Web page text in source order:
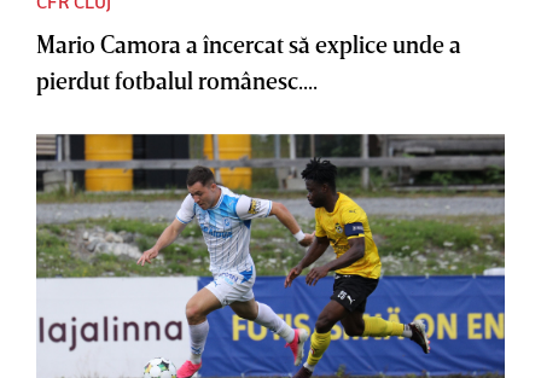
Mario Camora a încercat să explice unde a
pierdut fotbalul românesc....